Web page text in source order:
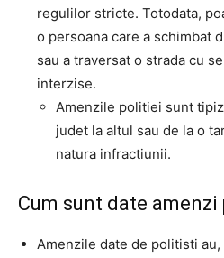
regulilor stricte. Totodata,
o persoana care a schimbat
sau a traversat o strada cu
interzise.
Amenzile politiei sunt
judet la altul sau de la o
natura infractiunii.
Cum sunt date
Amenzile date de politisti